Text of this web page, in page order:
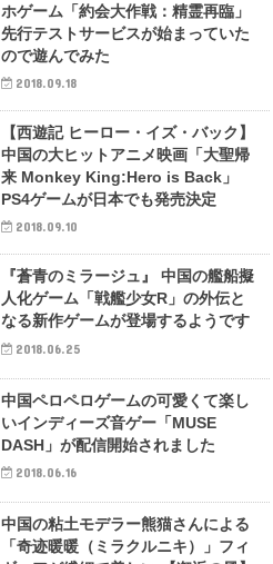
ホゲーム「約会大作戦：精霊再臨」
先行テストサービスが始まっていた
ので遊んでみた
2018.09.18
【西遊記 ヒーロー・イズ・バック】
中国の大ヒットアニメ映画「大聖帰
来 Monkey King:Hero is Back」
PS4ゲームが日本でも発売決定
2018.09.10
『蒼青のミラージュ』 中国の艦船擬
人化ゲーム「戦艦少女R」の外伝と
なる新作ゲームが登場するようです
2018.06.25
中国ペロペロゲームの可愛くて楽し
いインディーズ音ゲー「MUSE
DASH」が配信開始されました
2018.06.16
中国の粘土モデラー熊猫さんによる
「奇迹暖暖（ミラクルニキ）」フィ